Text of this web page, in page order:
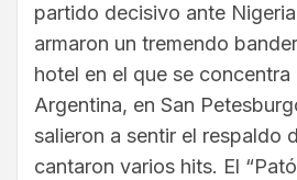
partido decisivo ante
armaron un tremendo
hotel en el que se concentra
Argentina, en San
salieron a sentir el respaldo
cantaron varios hits. El